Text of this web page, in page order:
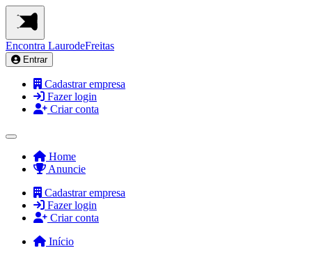
Encontra LaurodeFreitas
Entrar
Cadastrar empresa
Fazer login
Criar conta
Home
Anuncie
Cadastrar empresa
Fazer login
Criar conta
Início